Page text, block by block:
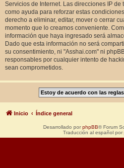
Servicios de Internet. Las direcciones IP
como ayuda para reforzar estas
derecho a eliminar, editar, mover o cerrar
momento que lo creamos conveniente.
información que haya ingresado será
Dado que esta información no será
su consentimiento, ni "Asshai.com" ni
responsables por cualquier intento de
sean comprometidos.
Inicio Índice general
Desarrollado por phpBB® Forum
Traducción al español por